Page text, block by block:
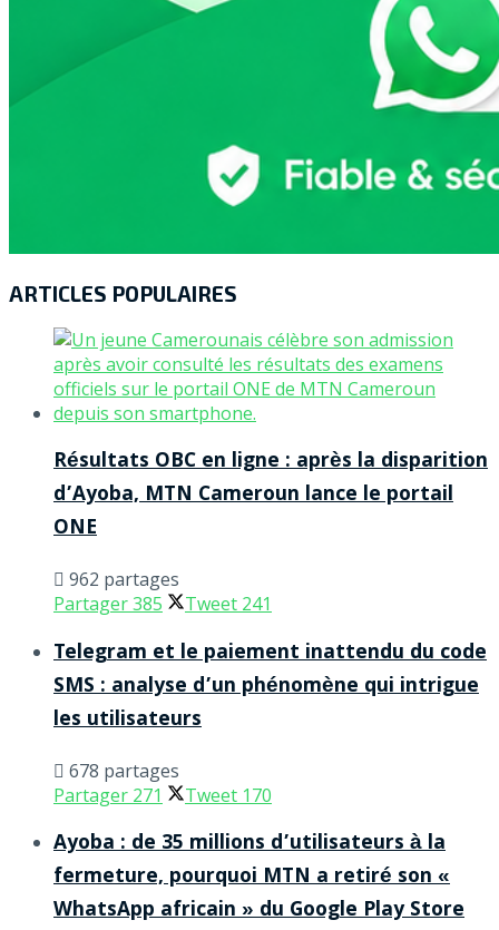
ARTICLES POPULAIRES
Résultats OBC en ligne : après la disparition
d’Ayoba, MTN Cameroun lance le portail
ONE
962 partages
Partager385 Tweet 241
Telegram et le paiement inattendu du code
SMS : analyse d’un phénomène qui intrigue
les utilisateurs
678 partages
Partager 271 Tweet 170
Ayoba : de 35 millions d’utilisateurs à la
fermeture, pourquoi MTN a retiré son «
WhatsApp africain » du Google Play Store